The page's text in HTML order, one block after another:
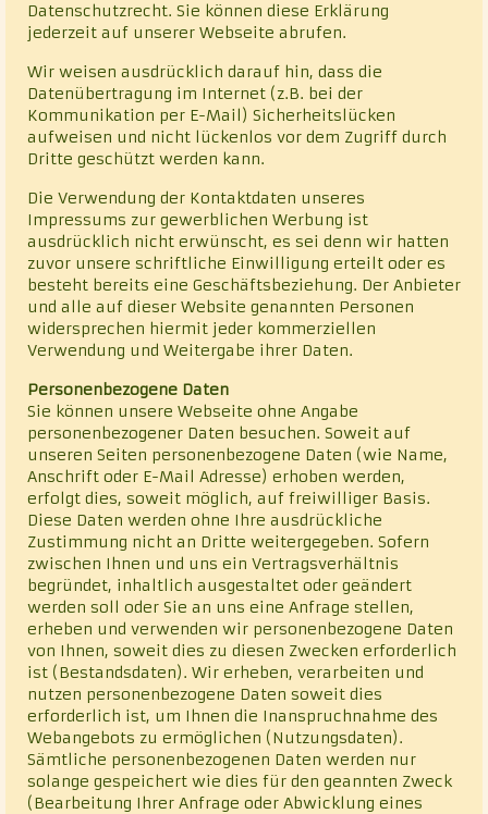
Alternative Heilmethoden
Vita
Kontakt
Datenschutz
Datenschutzrecht. Sie können diese Erklärung
jederzeit auf unserer Webseite abrufen.
Wir weisen ausdrücklich darauf hin, dass die
Datenübertragung im Internet (z.B. bei der
Kommunikation per E-Mail) Sicherheitslücken
aufweisen und nicht lückenlos vor dem Zugriff durch
Dritte geschützt werden kann.
Die Verwendung der Kontaktdaten unseres
Impressums zur gewerblichen Werbung ist
ausdrücklich nicht erwünscht, es sei denn wir hatten
zuvor unsere schriftliche Einwilligung erteilt oder es
besteht bereits eine Geschäftsbeziehung. Der Anbieter
und alle auf dieser Website genannten Personen
widersprechen hiermit jeder kommerziellen
Verwendung und Weitergabe ihrer Daten.
Personenbezogene Daten
Sie können unsere Webseite ohne Angabe
personenbezogener Daten besuchen. Soweit auf
unseren Seiten personenbezogene Daten (wie Name,
Anschrift oder E-Mail Adresse) erhoben werden,
erfolgt dies, soweit möglich, auf freiwilliger Basis.
Diese Daten werden ohne Ihre ausdrückliche
Zustimmung nicht an Dritte weitergegeben. Sofern
zwischen Ihnen und uns ein Vertragsverhältnis
begründet, inhaltlich ausgestaltet oder geändert
werden soll oder Sie an uns eine Anfrage stellen,
erheben und verwenden wir personenbezogene Daten
von Ihnen, soweit dies zu diesen Zwecken erforderlich
ist (Bestandsdaten). Wir erheben, verarbeiten und
nutzen personenbezogene Daten soweit dies
erforderlich ist, um Ihnen die Inanspruchnahme des
Webangebots zu ermöglichen (Nutzungsdaten).
Sämtliche personenbezogenen Daten werden nur
solange gespeichert wie dies für den geannten Zweck
(Bearbeitung Ihrer Anfrage oder Abwicklung eines